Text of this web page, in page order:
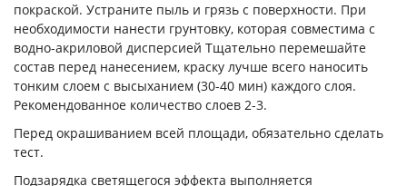
покраской. Устраните пыль и грязь с поверхности. При
необходимости нанести грунтовку, которая совместима с
водно-акриловой дисперсией Тщательно перемешайте
состав перед нанесением, краску лучше всего наносить
тонким слоем с высыханием (30-40 мин) каждого слоя.
Рекомендованное количество слоев 2-3.
Перед окрашиванием всей площади, обязательно сделать
тест.
Подзарядка светящегося эффекта выполняется